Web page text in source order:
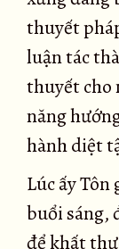
thuyết
luận tác
thuyết cho
năng
hành diệt
Lúc ấy
buổi sáng,
để khất